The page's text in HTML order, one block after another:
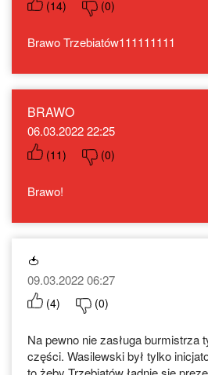
(14) (0)
Brawo Trzebiatów111111111
BRAWO
06.03.2022 22:25
(11) (0)
Brawo!
🍅
09.03.2022 06:27
(4) (0)
Na pewno nie zasługa burmistrza
części. Wasilewski był tylko